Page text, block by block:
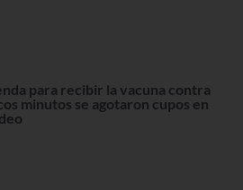
para recibir la vacuna contra
minutos se agotaron cupos en